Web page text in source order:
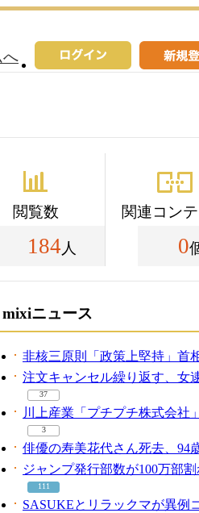
へ
閲覧数
184 人
関連コン
0
mixiニュース
非核三原則「政策上堅持」首
注文キャンセル繰り返す、女
37
川上産業「プチプチ株式会社
3
俳優の寿美花代さん死去、94
ジャンプ発行部数が100万部
111
SASUKEとリラックマが異例